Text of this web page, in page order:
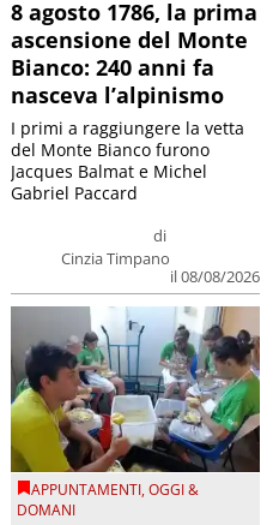
8 agosto 1786, la prima
ascensione del Monte
Bianco: 240 anni fa
nasceva l’alpinismo
di
Cinzia Timpano
il 08/08/2026
I primi a raggiungere la vetta
del Monte Bianco furono
Jacques Balmat e Michel
Gabriel Paccard
APPUNTAMENTI,OGGI &
DOMANI